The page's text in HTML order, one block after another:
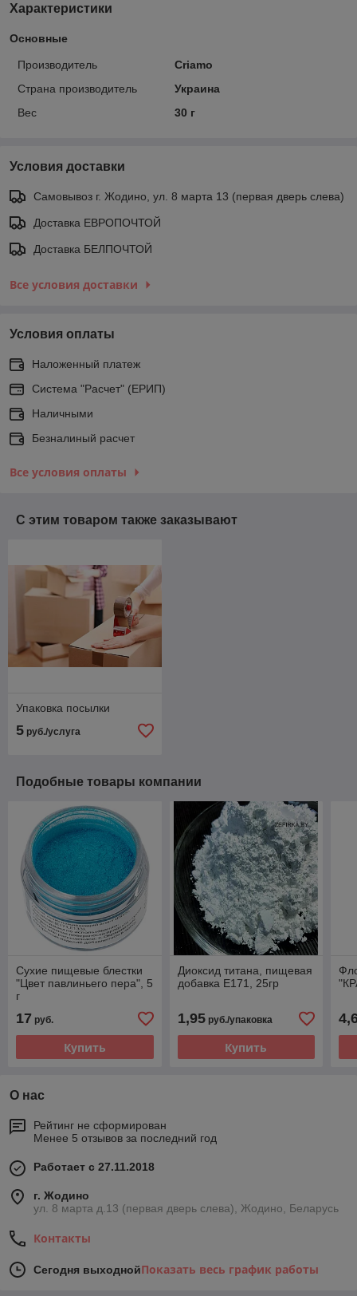
Характеристики
Основные
Производитель
Criamo
Страна производитель
Украина
Вес
30 г
Условия доставки
Самовывоз г. Жодино, ул. 8 марта 13 (первая дверь слева)
Доставка ЕВРОПОЧТОЙ
Доставка БЕЛПОЧТОЙ
Все условия доставки
Условия оплаты
Наложенный платеж
Система "Расчет" (ЕРИП)
Наличными
Безналиный расчет
Все условия оплаты
С этим товаром также заказывают
Упаковка посылки
5 руб./услуга
Подобные товары компании
Сухие пищевые блестки
"Цвет павлиньего пера", 5
г
17 руб.
Купить
Диоксид титана, пищевая
добавка Е171, 25гр
1,95руб./упаковка
Купить
О нас
Рейтинг не сформирован
Менее 5 отзывов за последний год
Работает с 27.11.2018
г. Жодино
ул. 8 марта д.13 (первая дверь слева), Жодино, Беларусь
Контакты
Сегодня выходнойПоказать весь график работы